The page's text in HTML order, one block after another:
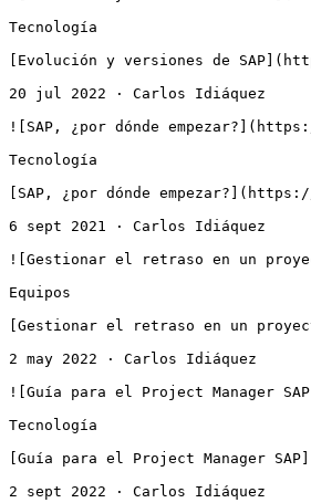
Tecnología
[Evolución y versiones de
20 jul 2022 · Carlos Idiáquez
![SAP, ¿por dónde
Tecnología
[SAP, ¿por dónde
6 sept 2021 · Carlos Idiáquez
![Gestionar el retraso en un
Equipos
[Gestionar el retraso en un
2 may 2022 · Carlos Idiáquez
![Guía para el Project Manager
Tecnología
[Guía para el Project Manager
2 sept 2022 · Carlos Idiáquez